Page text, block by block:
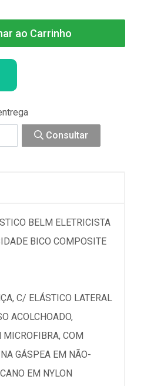
ao Carrinho
Consultar
BELM ELETRICISTA
BICO COMPOSITE
C/ ELÁSTICO LATERAL
ACOLCHOADO,
MICROFIBRA, COM
GÁSPEA EM NÃO-
EM NYLON